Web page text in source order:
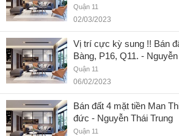
Thanh Thuý
Quận 11
02/03/2023
Vị trí cực kỳ sung !! Bán
Bàng, P16, Q11. -
Quận 11
06/02/2023
Bán đất 4 mặt tiền Man
đức - Nguyễn Thái Trung
Quận 11